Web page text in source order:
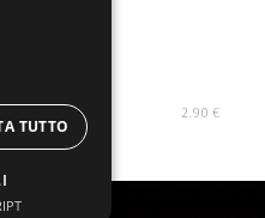
2.90 €
TUTTO